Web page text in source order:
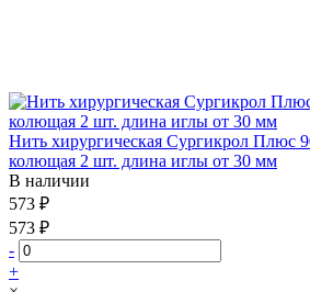
Нить хирургическая Сургикрол Плюс
колющая 2 шт. длина иглы от 30 мм
В наличии
573 ₽
573 ₽
-
+